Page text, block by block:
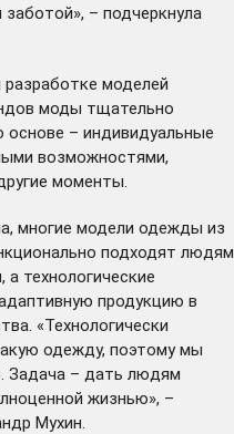
– подчеркнула
моделей
моды тщательно
основе – индивидуальные
возможностями,
моменты.
многие модели одежды из
подходят людям
технологические
продукцию в
«Технологически
одежду, поэтому мы
Задача – дать людям
жизнью», –
Мухин.